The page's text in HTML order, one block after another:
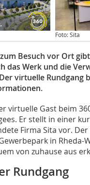
Foto: Sita
Besuch vor Ort
das Werk und die
virtuelle Rundgang
virtuelle Gast beim
Er stellt in einer
Firma Sita vor.
in
von zuhause aus
Rundgang